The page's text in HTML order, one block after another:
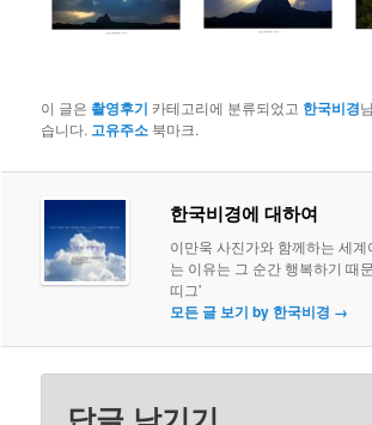
이 글은촬영후기 카테고리에 분류되었고 한국비경
습니다. 고유주소 북마크.
한국비경에 대하여
이만욱 사진가와 함께하는 세계
는 이유는 그 순간 행복하기 때
띠그'
모든 글 보기 by 한국비경 →